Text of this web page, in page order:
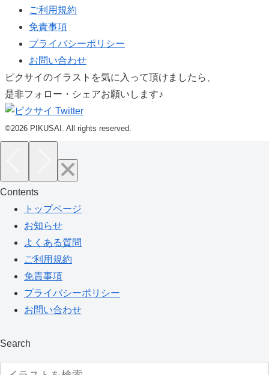
ご利用規約
免責事項
プライバシーポリシー
お問い合わせ
ピクサイのイラストを気に入って頂けましたら、
是非フォロー・シェアお願いします♪
©2026 PIKUSAI. All rights reserved.
Contents
トップページ
お知らせ
よくある質問
ご利用規約
免責事項
プライバシーポリシー
お問い合わせ
Search